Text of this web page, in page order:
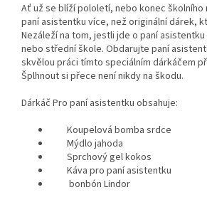
Ať už se blíží pololetí, nebo konec
paní asistentku více, než originální dárek,
Nezáleží na tom, jestli jde o paní
nebo střední škole. Obdarujte paní
skvělou práci tímto speciálním dárkáčem
Šplhnout si přece není nikdy na škodu.
Dárkáč Pro paní asistentku obsahuje:
Koupelová bomba srdce
Mýdlo jahoda
Sprchový gel kokos
Káva pro paní asistentku
bonbón Lindor